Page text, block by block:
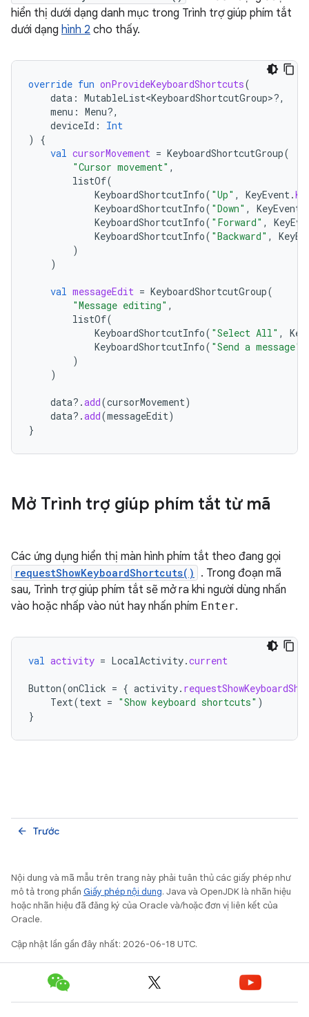
hiển thị dưới dạng danh mục trong Trình trợ giúp phím tắt
dưới dạng hình 2 cho thấy.
override fun onProvideKeyboardShortcuts(
data : MutableList<KeyboardShortcutGroup>?,
menu : Menu?,
deviceId :
Int
)
{
val cursorMovement = KeyboardShortcutGroup(
"Cursor movement" ,
listOf(
KeyboardShortcutInfo( "Up" , KeyEvent.
KeyboardShortcutInfo( "Down" , KeyEvent
KeyboardShortcutInfo( "Forward" ,
KeyboardShortcutInfo( "Backward" ,
)
)
val messageEdit = KeyboardShortcutGroup(
"Message editing" ,
listOf(
KeyboardShortcutInfo( "Select All" ,
KeyboardShortcutInfo( "Send a message"
)
)
data?.add(cursorMovement)
data?.add(messageEdit)
}
Mở Trình trợ giúp phím tắt từ mã
Các ứng dụng hiển thị màn hình phím tắt theo đang gọi
requestShowKeyboardShortcuts()
. Trong đoạn mã
sau, Trình trợ giúp phím tắt sẽ mở ra khi người dùng nhấn
vào hoặc nhấp vào nút hay nhấn phím Enter.
val activity = LocalActivity.current
Button(onClick = { activity.
Text(text = "Show keyboard shortcuts" )
}
Trước
arrow_back
Nội dung và mã mẫu trên trang này phải tuân thủ các giấy phép như
mô tả trong phần Giấy phép nội dung. Java và OpenJDK là nhãn hiệu
hoặc nhãn hiệu đã đăng ký của Oracle và/hoặc đơn vị liên kết của
Oracle.
Cập nhật lần gần đây nhất: 2026-06-18 UTC.